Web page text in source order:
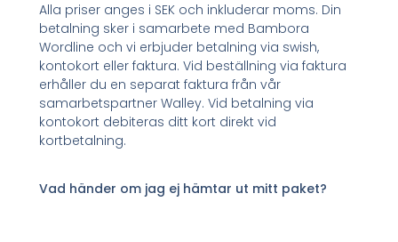
Alla priser anges i SEK och inkluderar moms. Din
betalning sker i samarbete med Bambora
Wordline och vi erbjuder betalning via swish,
kontokort eller faktura. Vid beställning via faktura
erhåller du en separat faktura från vår
samarbetspartner Walley. Vid betalning via
kontokort debiteras ditt kort direkt vid
kortbetalning.
Vad händer om jag ej hämtar ut mitt paket?